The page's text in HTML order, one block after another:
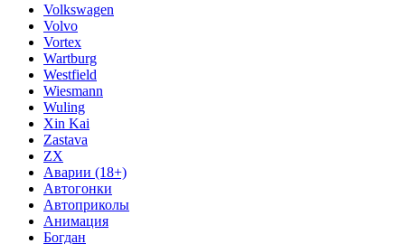
Volkswagen
Volvo
Vortex
Wartburg
Westfield
Wiesmann
Wuling
Xin Kai
Zastava
ZX
Аварии (18+)
Автогонки
Автоприколы
Анимация
Богдан